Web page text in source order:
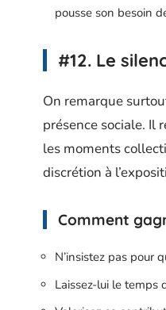
pousse son besoin
#12. Le
On remarque
présence sociale. Il
les moments
discrétion à
Comment
N’insistez pas pour
Laissez-lui le temps